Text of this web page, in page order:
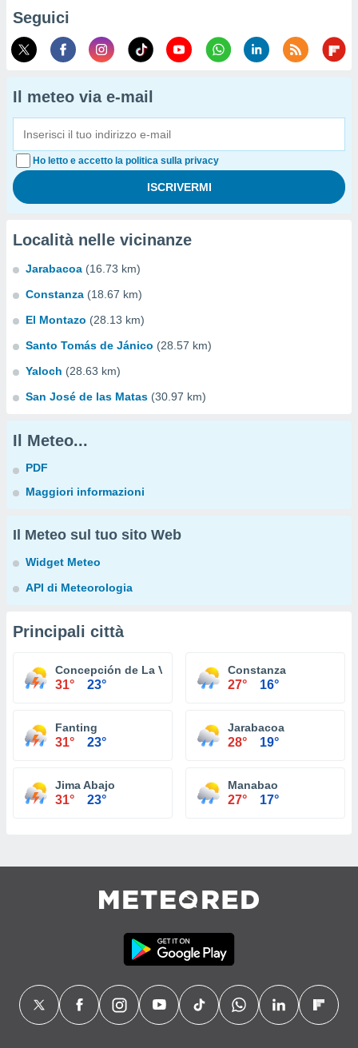
Seguici
Il meteo via e-mail
Ho letto e accetto la politica sulla privacy
Località nelle vicinanze
Jarabacoa (16.73 km)
Constanza (18.67 km)
El Montazo (28.13 km)
Santo Tomás de Jánico (28.57 km)
Yaloch (28.63 km)
San José de las Matas (30.97 km)
Il Meteo...
PDF
Maggiori informazioni
Il Meteo sul tuo sito Web
Widget Meteo
API di Meteorologia
Principali città
Concepción de La Vega
31° 23°
Constanza
27° 16°
Fanting
31° 23°
Jarabacoa
28° 19°
Jima Abajo
31° 23°
Manabao
27° 17°